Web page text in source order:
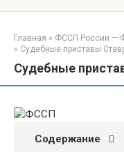
Главная » ФССП России —
» Судебные приставы
Судебные
Содержание